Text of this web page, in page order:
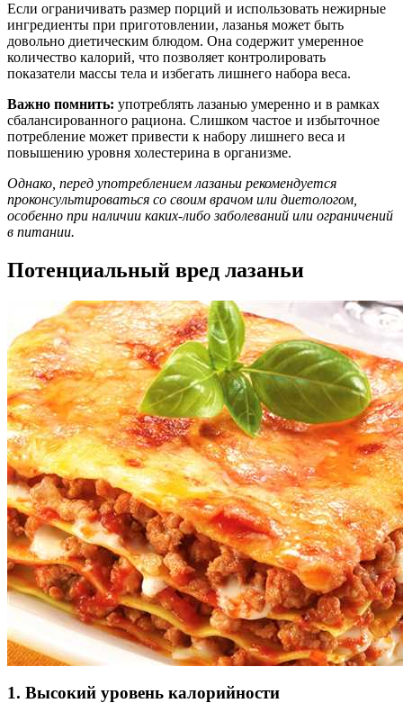
Если ограничивать размер порций и использовать нежирные
ингредиенты при приготовлении, лазанья может быть
довольно диетическим блюдом. Она содержит умеренное
количество калорий, что позволяет контролировать
показатели массы тела и избегать лишнего набора веса.
Важно помнить: употреблять лазанью умеренно и в рамках
сбалансированного рациона. Слишком частое и избыточное
потребление может привести к набору лишнего веса и
повышению уровня холестерина в организме.
Однако, перед употреблением лазаньи рекомендуется
проконсультироваться со своим врачом или диетологом,
особенно при наличии каких-либо заболеваний или ограничений
в питании.
Потенциальный вред лазаньи
1. Высокий уровень калорийности